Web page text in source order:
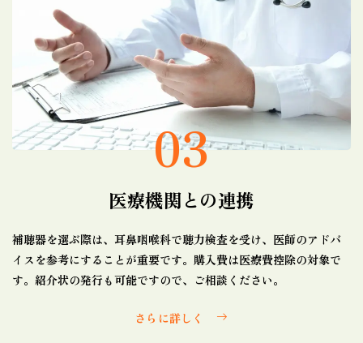
03
医療機関との連携
補聴器を選ぶ際は、耳鼻咽喉科で聴力検査を受け、医師のアドバ
イスを参考にすることが重要です。購入費は医療費控除の対象で
す。紹介状の発行も可能ですので、ご相談ください。
さらに詳しく